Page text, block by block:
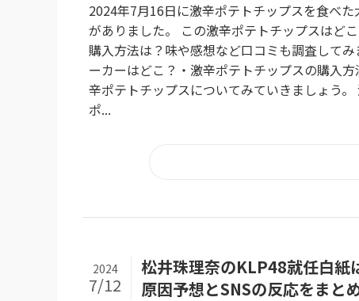
2024年7月16日に激辛ポテトチップスを食べ
がありました。 この激辛ポテトチップスはど
購入方法は？味や感想など口コミも調査して
ーカーはどこ？・激辛ポテトチップスの購入
辛ポテトチップスについてみていきましょう
ポ...
松井珠理奈のKLP48就任白紙
原因予想とSNSの反応をまと
2024
7/12